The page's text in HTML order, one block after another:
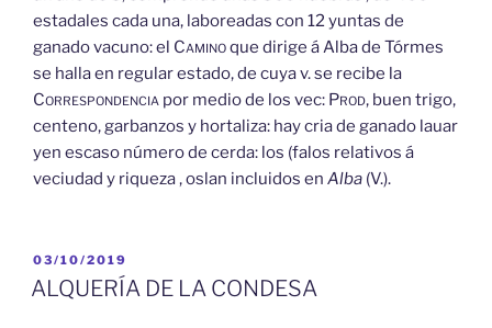
estadales cada una, laboreadas con 12 yuntas de
ganado vacuno: el Caminoque dirige á Alba de Tórmes
se halla en regular estado, de cuya v. se recibe la
Correspondencia por medio de los vec: Prod, buen trigo,
centeno, garbanzos y hortaliza: hay cria de ganado lauar
yen escaso número de cerda: los (falos relativos á
veciudad y riqueza , oslan incluidos en Alba (V.).
PUBLICADO
EL
03/10/2019
ALQUERÍA DE LA CONDESA